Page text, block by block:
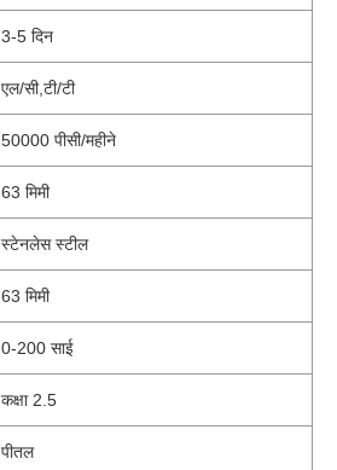
3-5 दिन
एल/सी,टी/टी
50000 पीसी/महीने
63 मिमी
स्टेनलेस स्टील
63 मिमी
0-200 साई
कक्षा 2.5
पीतल